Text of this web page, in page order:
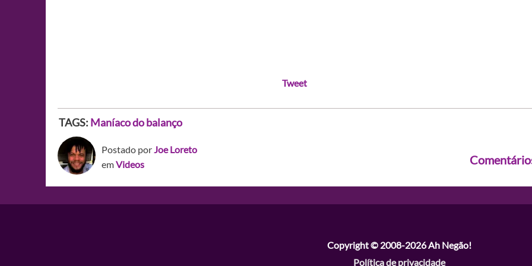
Tweet
TAGS: Maníaco do balanço
Postado porJoe Loreto
emVideos
Copyright © 2008-2026Ah Negão!
Política de privacidade